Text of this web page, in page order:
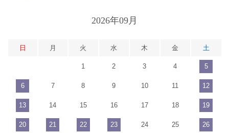
2026年09月
日 月 火 水 木 金 土
1 2 3 4 5
6 7 8 9 10 11 12
13 14 15 16 17 18 19
20 21 22 23 24 25 26